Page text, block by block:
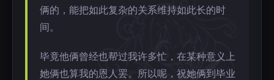
俩的，能把如此复杂的关系维持如此长的时
间。
毕竟他俩曾经也帮过我许多忙，在某种意义上
她俩也算我的恩人罢。所以呢，祝她俩到毕业